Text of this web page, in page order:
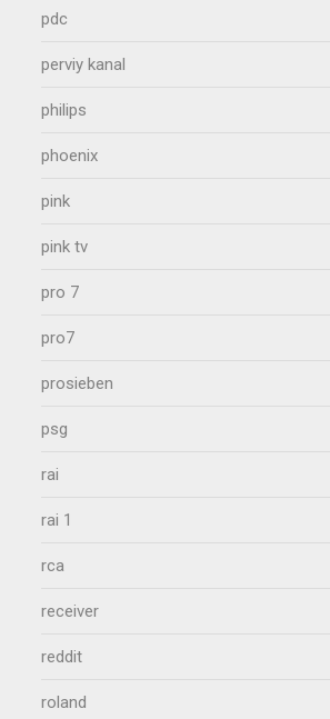
pdc
perviy kanal
philips
phoenix
pink
pink tv
pro 7
pro7
prosieben
psg
rai
rai 1
rca
receiver
reddit
roland